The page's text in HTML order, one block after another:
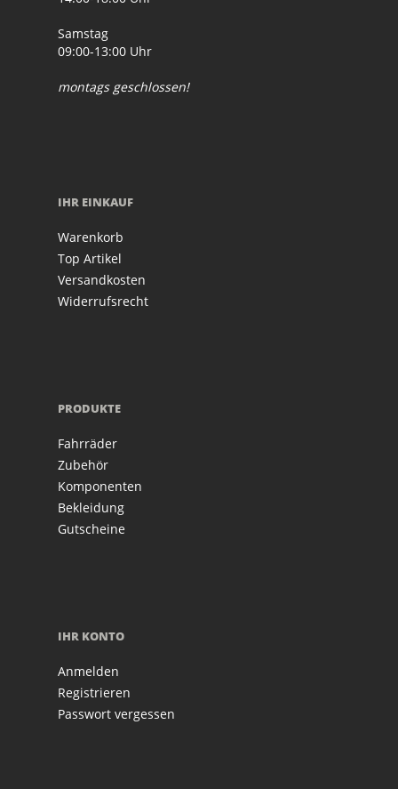
Samstag
09:00-13:00 Uhr
montags geschlossen!
IHR EINKAUF
Warenkorb
Top Artikel
Versandkosten
Widerrufsrecht
PRODUKTE
Fahrräder
Zubehör
Komponenten
Bekleidung
Gutscheine
IHR KONTO
Anmelden
Registrieren
Passwort vergessen